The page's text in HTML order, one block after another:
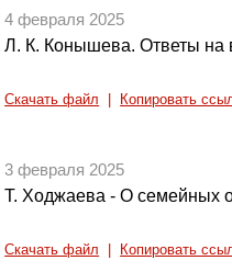
4 февраля 2025
Л. К. Конышева. Ответы на
Скачать файл Копировать
3 февраля 2025
Т. Ходжаева - О семейных
Скачать файл Копировать